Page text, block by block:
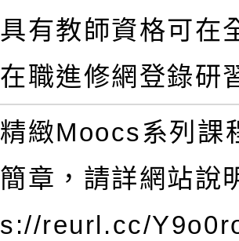
具有教師資格可在
在職進修網登錄研
精緻Moocs系列課
簡章，請詳網站說
s://reurl.cc/